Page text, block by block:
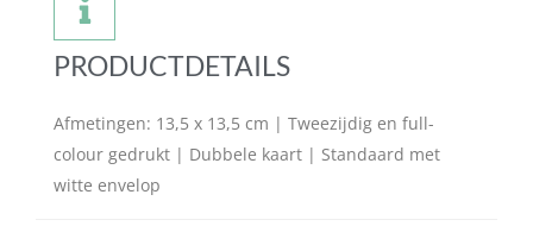
PRODUCTDETAILS
Afmetingen: 13,5 x 13,5 cm | Tweezijdig en full-
colour gedrukt | Dubbele kaart | Standaard met
witte envelop